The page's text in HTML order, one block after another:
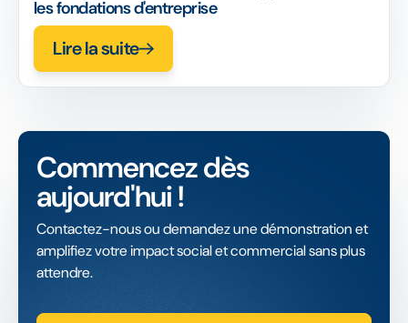
les fondations d'entreprise
Lire la suite
Commencez dès
aujourd'hui !
Contactez-nous ou demandez une démonstration et
amplifiez votre impact social et commercial sans plus
attendre.